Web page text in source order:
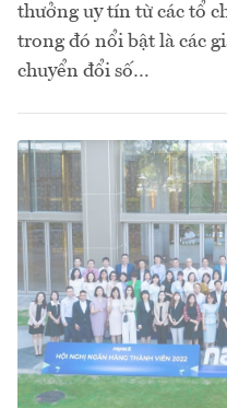
thưởng uy tín từ các tổ
trong đó nổi bật là các
chuyển đổi số…